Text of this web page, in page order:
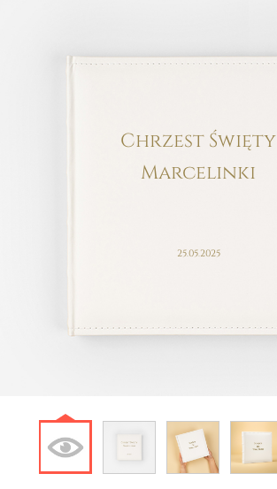
Chrzest Święty
Marcelinki
25.05.2025